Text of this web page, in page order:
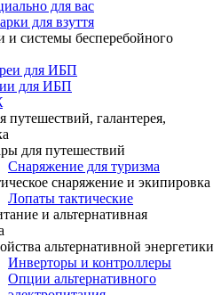
для вас
для взуття
и системы бесперебойного
для ИБП
для ИБП
путешествий, галантерея,
для путешествий
Снаряжение для туризма
снаряжение и экипировка
Лопаты тактические
и альтернативная
альтернативной энергетики
Инверторы и контроллеры
Опции альтернативного